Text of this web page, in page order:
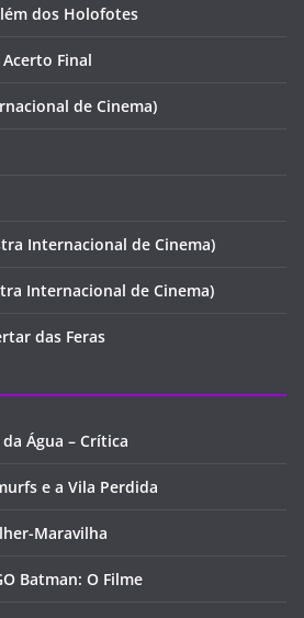
dos Holofotes
Final
de Cinema)
Internacional de Cinema)
Internacional de Cinema)
das Feras
Água – Crítica
e a Vila Perdida
Maravilha
Batman: O Filme